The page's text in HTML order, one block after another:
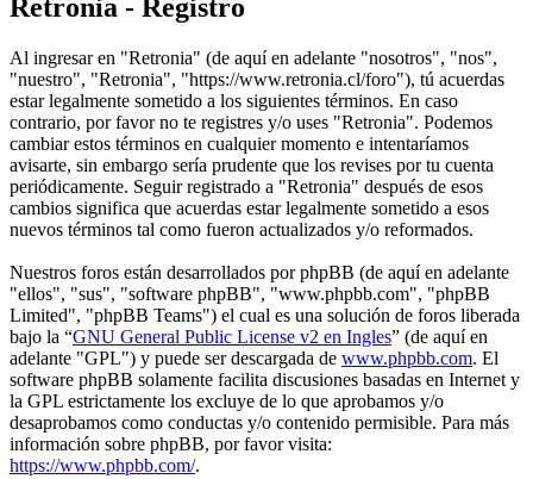
Retronia - Registro
Al ingresar en "Retronia" (de aquí en adelante "nosotros", "nos",
"nuestro", "Retronia", "https://www.retronia.cl/foro"), tú acuerdas
estar legalmente sometido a los siguientes términos. En caso
contrario, por favor no te registres y/o uses "Retronia". Podemos
cambiar estos términos en cualquier momento e intentaríamos
avisarte, sin embargo sería prudente que los revises por tu cuenta
periódicamente. Seguir registrado a "Retronia" después de esos
cambios significa que acuerdas estar legalmente sometido a esos
nuevos términos tal como fueron actualizados y/o reformados.
Nuestros foros están desarrollados por phpBB (de aquí en adelante
"ellos", "sus", "software phpBB", "www.phpbb.com", "phpBB
Limited", "phpBB Teams") el cual es una solución de foros liberada
bajo la “GNU General Public License v2 en Ingles” (de aquí en
adelante "GPL") y puede ser descargada de www.phpbb.com. El
software phpBB solamente facilita discusiones basadas en Internet y
la GPL estrictamente los excluye de lo que aprobamos y/o
desaprobamos como conductas y/o contenido permisible. Para más
información sobre phpBB, por favor visita:
https://www.phpbb.com/.